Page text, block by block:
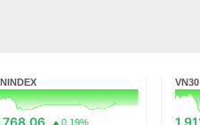
0.19%
VN30